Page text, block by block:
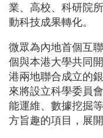
業、高校、科研院
動科技成果轉化。
微眾為內地首個互
個與本港大學共同
港兩地聯合成立的
來將設立科學委員
能運維、數據挖掘
方旨趣的項目，展開